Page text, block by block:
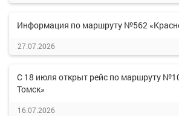
Информация по маршруту №562
27.07.2026
С 18 июля открыт рейс по маршруту
Томск»
16.07.2026